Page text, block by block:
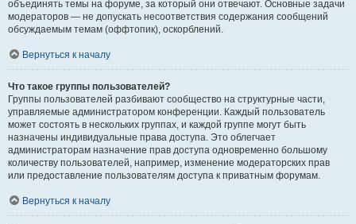
объединять темы на форуме, за который они отвечают. Основные задачи
модераторов — не допускать несоответствия содержания сообщений
обсуждаемым темам (оффтопик), оскорблений.
Вернуться к началу
Что такое группы пользователей?
Группы пользователей разбивают сообщество на структурные части,
управляемые администратором конференции. Каждый пользователь
может состоять в нескольких группах, и каждой группе могут быть
назначены индивидуальные права доступа. Это облегчает
администраторам назначение прав доступа одновременно большому
количеству пользователей, например, изменение модераторских прав
или предоставление пользователям доступа к приватным форумам.
Вернуться к началу